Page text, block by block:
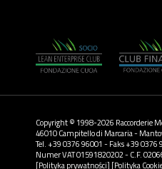
Copyright © 1998-2026 Raccorderie
46010 Campitello di Marcaria -
Tel. +39 0376 96001 - Faks +39 0376
Numer VAT 01591820202 - C.F.
[Polityka prywatności] [Polityka